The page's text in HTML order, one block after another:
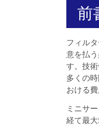
前
フィル
意を払
す。技
多くの
おける
ミニサ
経て最